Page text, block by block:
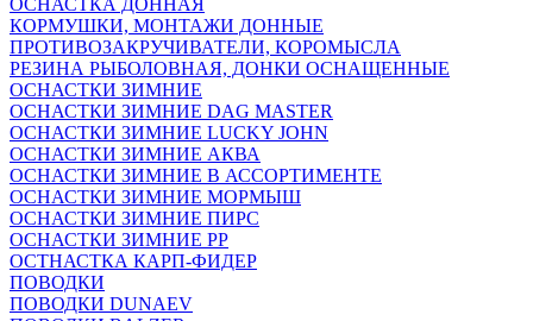
ОСНАСТКА ДОННАЯ
КОРМУШКИ, МОНТАЖИ ДОННЫЕ
ПРОТИВОЗАКРУЧИВАТЕЛИ, КОРОМЫСЛА
РЕЗИНА РЫБОЛОВНАЯ, ДОНКИ ОСНАЩЕННЫЕ
ОСНАСТКИ ЗИМНИЕ
ОСНАСТКИ ЗИМНИЕ DAG MASTER
ОСНАСТКИ ЗИМНИЕ LUCKY JOHN
ОСНАСТКИ ЗИМНИЕ АКВА
ОСНАСТКИ ЗИМНИЕ В АССОРТИМЕНТЕ
ОСНАСТКИ ЗИМНИЕ МОРМЫШ
ОСНАСТКИ ЗИМНИЕ ПИРС
ОСНАСТКИ ЗИМНИЕ РР
ОСТНАСТКА КАРП-ФИДЕР
ПОВОДКИ
ПОВОДКИ DUNAEV